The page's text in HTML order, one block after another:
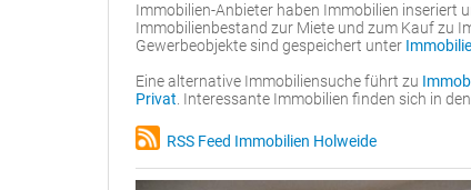
Immobilien-Anbieter haben Immobilien inseriert
Immobilienbestand zur Miete und zum Kauf zu
Gewerbeobjekte sind gespeichert unter
Eine alternative Immobiliensuche führt zu
Privat . Interessante Immobilien finden sich in
RSS Feed Immobilien Holweide